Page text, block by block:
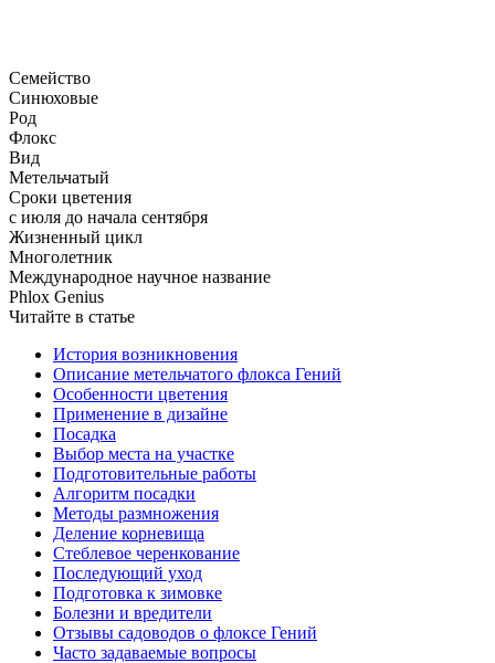
Семейство
Синюховые
Род
Флокс
Вид
Метельчатый
Сроки цветения
с июля до начала сентября
Жизненный цикл
Многолетник
Международное научное название
Phlox Genius
Читайте в статье
История возникновения
Описание метельчатого флокса Гений
Особенности цветения
Применение в дизайне
Посадка
Выбор места на участке
Подготовительные работы
Алгоритм посадки
Методы размножения
Деление корневища
Стеблевое черенкование
Последующий уход
Подготовка к зимовке
Болезни и вредители
Отзывы садоводов о флоксе Гений
Часто задаваемые вопросы